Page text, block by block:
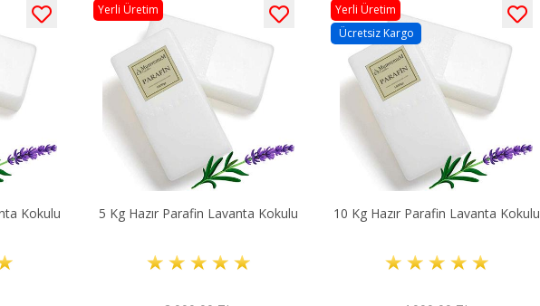
Kokulu 5 Kg Hazır Parafin Lavanta Kokulu
Yerli Üretim
10 Kg Hazır Parafin Lavanta Kokulu
Yerli Üretim
Ücretsiz Kargo